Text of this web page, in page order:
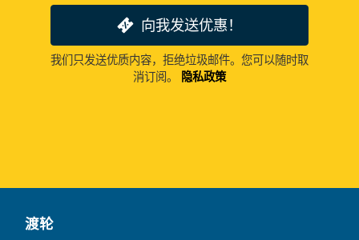
向我发送优惠！
我们只发送优质内容，拒绝垃圾邮件。您可以随时取
消订阅。
隐私政策
渡轮